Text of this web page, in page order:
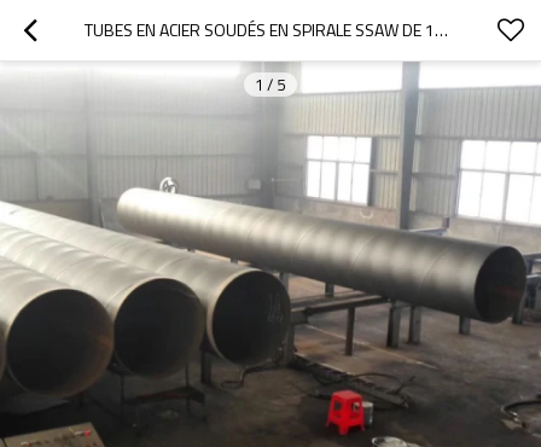
TUBES EN ACIER SOUDÉS EN SPIRALE SSAW DE 19 À 3 500 MM DE DIAMÈTRE EXTÉRIEUR
1 / 5